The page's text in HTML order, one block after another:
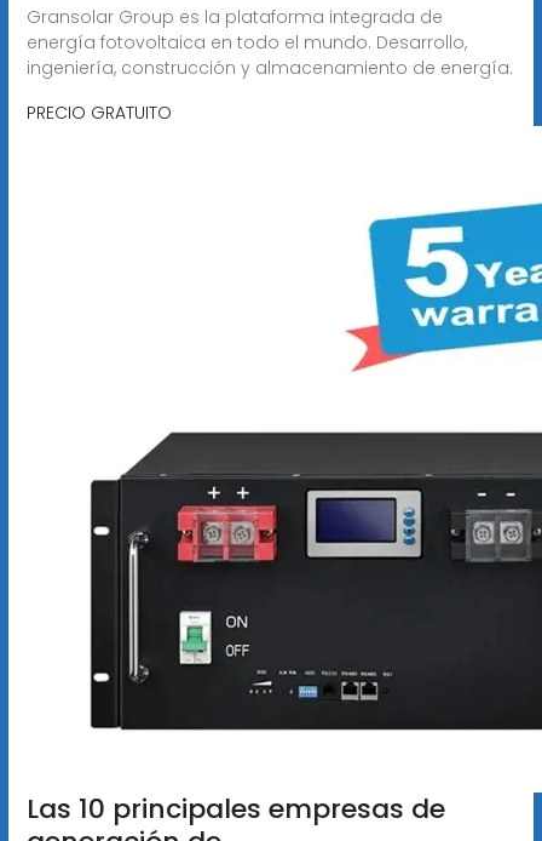
Gransolar Group es la plataforma integrada de
energía fotovoltaica en todo el mundo. Desarrollo,
ingeniería, construcción y almacenamiento de energía.
PRECIO GRATUITO
Las 10 principales empresas de